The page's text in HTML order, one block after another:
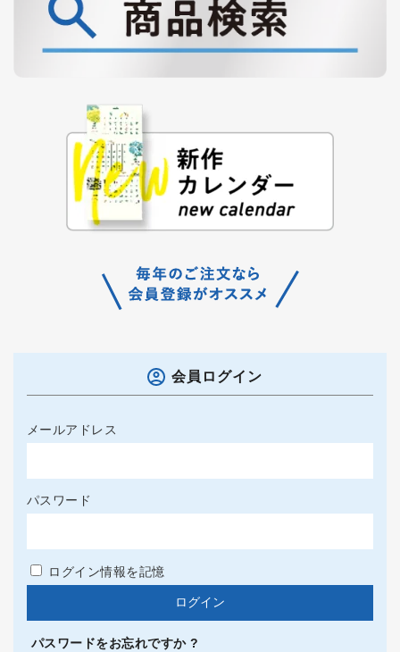
会員ログイン
メールアドレス
パスワード
ログイン情報を記憶
パスワードをお忘れですか ?